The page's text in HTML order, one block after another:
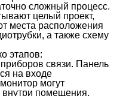
сложный процесс.
целый проект,
места расположения
а также схему
этапов:
связи. Панель
на входе
могут
внутри помещения.